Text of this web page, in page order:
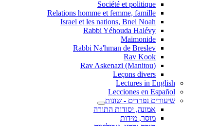
Société et politique
Relations homme et femme, famille
Israel et les nations, Bnei Noah
Rabbi Yéhouda Halévy
Maimonide
Rabbi Na'hman de Breslev
Rav Kook
(Rav Askenazi (Manitou
Leçons divers
Lectures in English
Lecciones en Español
שיעורים נפרדים - שונות
אמונה, יסודות התורה
מוסר, מידות